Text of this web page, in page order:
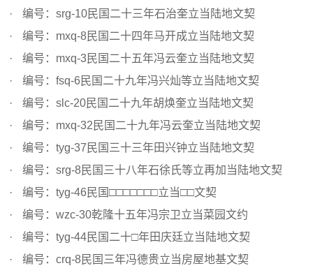
编号：srg-10民国二十三年石治奎立当陆地文契
编号：mxq-8民国二十四年马开成立当陆地文契
编号：mxq-3民国二十五年冯云奎立当陆地文契
编号：fsq-6民国二十九年冯兴灿等立当陆地文契
编号：slc-20民国二十九年胡焕奎立当陆地文契
编号：mxq-32民国二十九年冯云奎立当陆地文契
编号：tyg-37民国三十三年田兴钟立当陆地文契
编号：srg-8民国三十八年石徐氏等立再加当陆地文契
编号：tyg-46民国□□□□□□□立当□□文契
编号：wzc-30乾隆十五年冯宗卫立当菜园文约
编号：tyg-44民国二十□年田庆廷立当陆地文契
编号：crq-8民国三年冯德贵立当房屋地基文契